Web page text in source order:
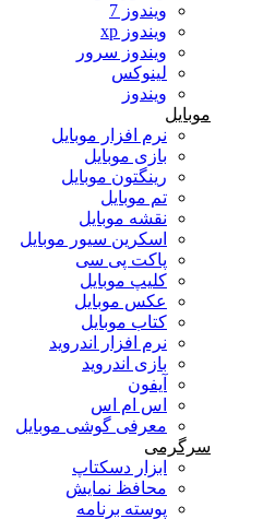
ویندوز 7
ویندوز xp
ویندوز سرور
لینوکس
ویندوز
موبایل
نرم افزار موبایل
بازی موبایل
رینگتون موبایل
تم موبایل
نقشه موبایل
اسکرین سیور موبایل
پاکت پی سی
کلیپ موبایل
عکس موبایل
کتاب موبایل
نرم افزار اندروید
بازی اندروید
آیفون
اس ام اس
معرفی گوشی موبایل
سرگرمی
ابزار دسکتاپ
محافظ نمایش
پوسته برنامه